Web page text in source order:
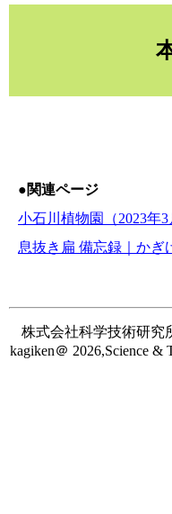
●関連ページ
小石川植物園（2023年3
息抜き扁 備忘録｜かぎ